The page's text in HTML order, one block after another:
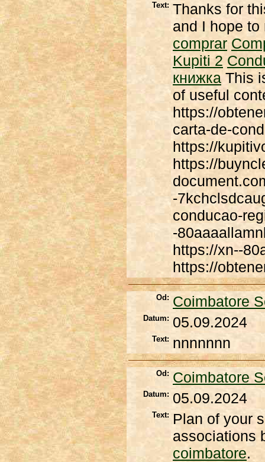
Text: Thanks for
and I hope to
comprar
Kupiti 2
книжка This
of useful
https://
carta-de-
https://
https://
-
conducao-
-
https://xn--
https://
Od: Coimbatore
Datum: 05.09.2024
Text: nnnnnnn
Od: Coimbatore
Datum: 05.09.2024
Text: Plan of your
associations
coimbatore.